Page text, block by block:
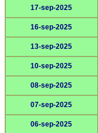
17-sep-2025
16-sep-2025
13-sep-2025
10-sep-2025
08-sep-2025
07-sep-2025
06-sep-2025